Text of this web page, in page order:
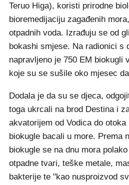
Teruo Higa), koristi prirodne
bioremedijaciju zagađenih
otpadnih voda. Izrađuju se od
bokashi smjese. Na radionici s
napravljeno je 750 EM biokugli
koje su se sušile oko mjesec
Dodala je da su se djeca,
toga ukrcali na brod Destina i
akvatorijem od Vodica do
biokugle bacali u more. Prema
biokugle se na dnu mora
otpadne tvari, teške metale,
bakterije te "kao nusproizvod